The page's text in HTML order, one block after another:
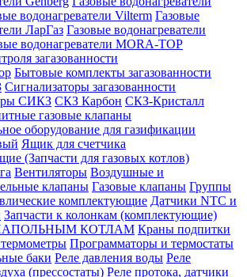
водонагреватели Vilterm Газовые
ЛарГаз Газовые водонагреватели
водонагреватели MORA-TOP
загазованности
Бытовые комплекты загазованности
Сигнализаторы загазованности
СИКЗ СКЗ Карбон СКЗ-Кристалл
газовые клапаны
оборудование для газификации
Ящик для счетчика
(Запчасти для газовых котлов)
Вентиляторы Воздушные и
клапаны Газовые клапаны Группы
комплектующие Датчики NTC и
Запчасти к колонкам (комплектующие)
НАПОЛЬНЫМ КОТЛАМ Краны подпитки
Программаторы и термостаты
баки Реле давления воды Реле
(прессостаты) Реле протока, датчики